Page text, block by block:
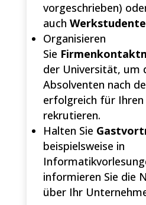
vorgeschrieben)
auch
Organisieren
Sie
der Universität, um
Absolventen nach
erfolgreich für
rekrutieren.
Halten Sie
beispielsweise in
informieren Sie die
über Ihr